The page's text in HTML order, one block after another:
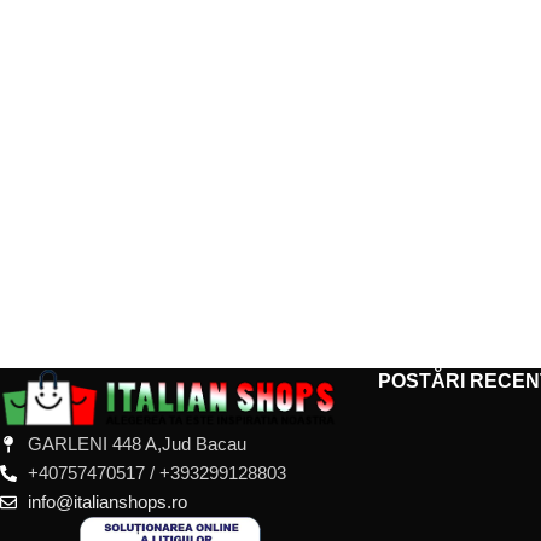
GARLENI 448 A,Jud Bacau
+40757470517 / +393299128803
info@italianshops.ro
POSTĂRI